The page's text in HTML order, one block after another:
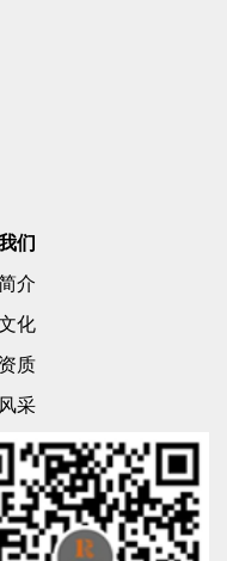
们
介
化
质
采